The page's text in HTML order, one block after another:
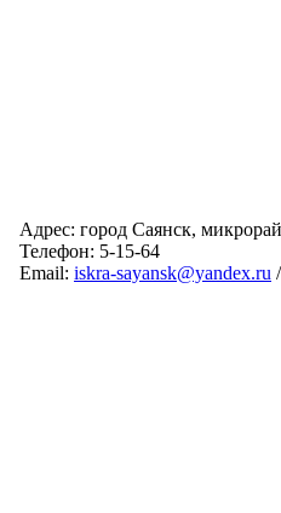
Адрес: город Саянск,
Телефон: 5-15-64
Email: iskra-sayansk@yandex.ru /